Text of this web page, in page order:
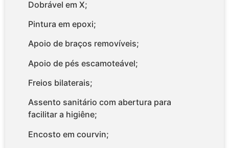
Dobrável em X;
Pintura em epoxi;
Apoio de braços removíveis;
Apoio de pés escamoteável;
Freios bilaterais;
Assento sanitário com abertura para
facilitar a higiêne;
Encosto em courvin;